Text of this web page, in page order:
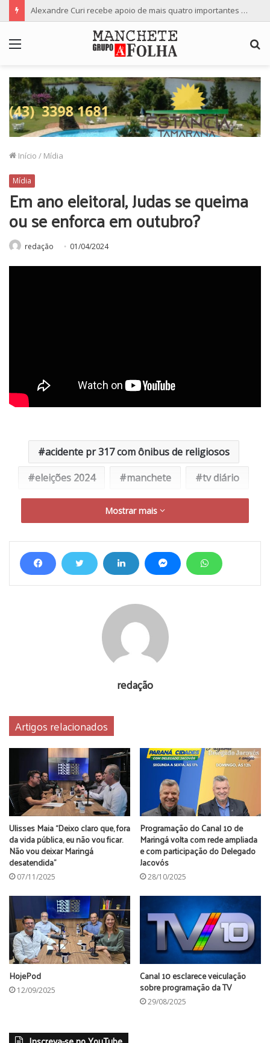
Alexandre Curi recebe apoio de mais quatro importantes partidos para candidatura ao Senado
Início / Mídia
Mídia
Em ano eleitoral, Judas se queima
ou se enforca em outubro?
redação 01/04/2024
acidente pr 317 com ônibus de religiosos
eleições 2024
manchete tv diário
Mostrar mais
redação
Artigos relacionados
Ulisses Maia “Deixo claro que, fora
da vida pública, eu não vou ficar.
Não vou deixar Maringá
desatendida”
07/11/2025
Programação do Canal 10 de
Maringá volta com rede ampliada
e com participação do Delegado
Jacovós
28/10/2025
HojePod
12/09/2025
Canal 10 esclarece veiculação
sobre programação da TV
29/08/2025